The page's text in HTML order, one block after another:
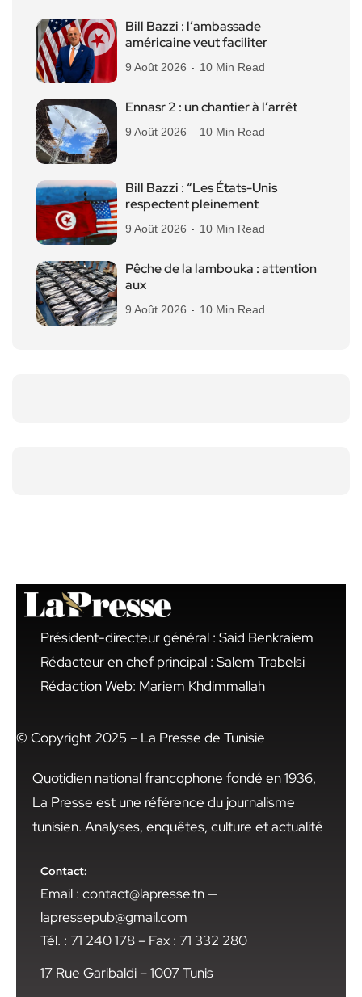
Bill Bazzi : l’ambassade
américaine veut faciliter
9 Août 2026 10 Min Read
Ennasr 2 : un chantier à l’arrêt
9 Août 2026 10 Min Read
Bill Bazzi : “Les États-Unis
respectent pleinement
9 Août 2026 10 Min Read
Pêche de la lambouka : attention
aux
9 Août 2026 10 Min Read
Président-directeur général : Said Benkraiem
Rédacteur en chef principal : Salem Trabelsi
Rédaction Web: Mariem Khdimmallah
© Copyright 2025 – La Presse de Tunisie
Quotidien national francophone fondé en 1936,
La Presse est une référence du journalisme
tunisien. Analyses, enquêtes, culture et actualité
Contact:
Email : contact@lapresse.tn —
lapressepub@gmail.com
Tél. : 71 240 178 – Fax : 71 332 280
17 Rue Garibaldi – 1007 Tunis